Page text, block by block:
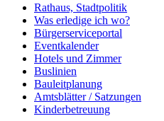
Rathaus, Stadtpolitik
Was erledige ich wo?
Bürgerserviceportal
Eventkalender
Hotels und Zimmer
Buslinien
Bauleitplanung
Amtsblätter / Satzungen
Kinderbetreuung